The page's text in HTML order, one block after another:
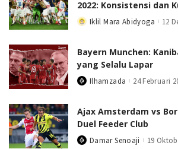
2022: Konsistensi dan
PostedIklil Mara Abidyoga 12
Bayern Munchen:
yang Selalu Lapar
PostedIlhamzada 24 Februari
Ajax Amsterdam vs
Duel Feeder Club
PostedDamar Senoaji 19